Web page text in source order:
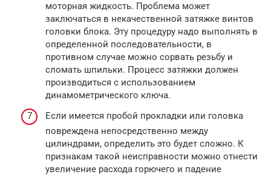
моторная жидкость. Проблема может
заключаться в некачественной затяжке винтов
головки блока. Эту процедуру надо выполнять в
определенной последовательности, в
противном случае можно сорвать резьбу и
сломать шпильки. Процесс затяжки должен
производиться с использованием
динамометрического ключа.
Если имеется пробой прокладки или головка
повреждена непосредственно между
цилиндрами, определить это будет сложно. К
признакам такой неисправности можно отнести
увеличение расхода горючего и падение